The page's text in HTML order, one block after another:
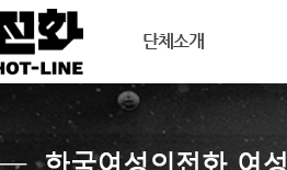
단체소개
강릉여성의전화는